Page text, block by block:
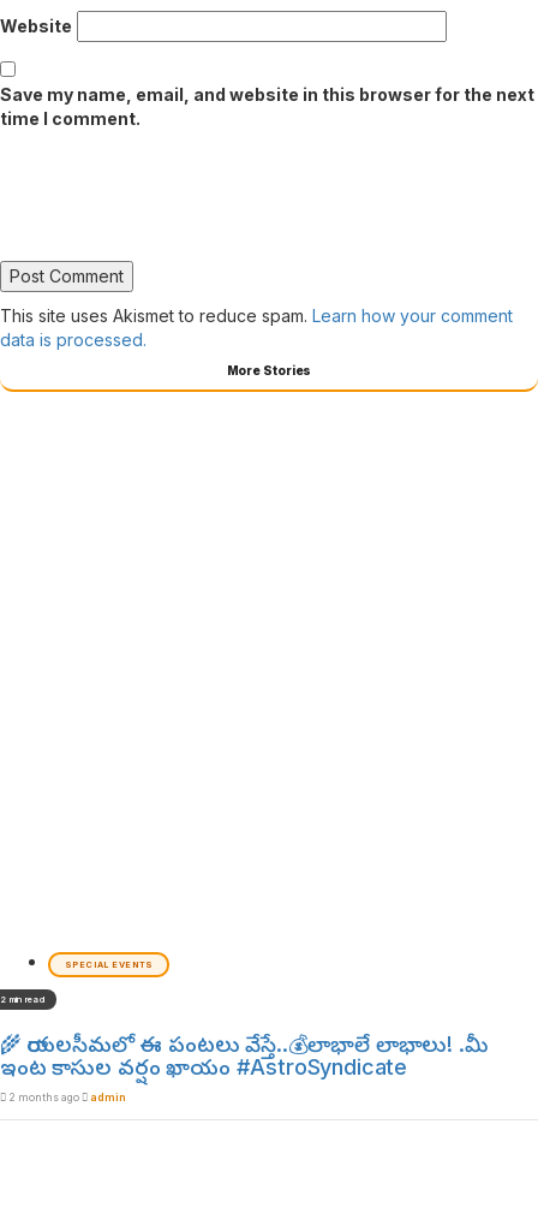
Website
Save my name, email, and website in this browser for the next
time I comment.
This site uses Akismet to reduce spam. Learn how your comment
data is processed.
More Stories
SPECIAL EVENTS
2 min read
🌾 రాయలసీమలో ఈ పంటలు వేస్తే..💰లాభాలే లాభాలు! .మీ
ఇంట కాసుల వర్షం ఖాయం #AstroSyndicate
2 months ago admin